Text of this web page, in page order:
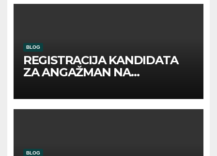
BLOG
REGISTRACIJA KANDIDATA
ZA ANGAŽMAN NA
BLOG